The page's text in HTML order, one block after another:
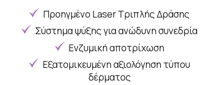
Προηγμένο Laser Τριπλής Δράσης
Σύστημα ψύξης για ανώδυνη συνεδρία
Ενζυμική αποτρίχωση
Εξατομικευμένη αξιολόγηση τύπου
δέρματος